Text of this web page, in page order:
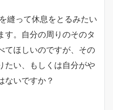
縫って休息をとるみたい
す。自分の周りのそのタ
てほしいのですが、その
たい、もしくは自分がや
ないですか？